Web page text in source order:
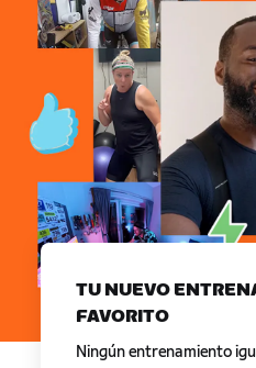
TU NUEVO
FAVORITO
Ningún entrenamiento